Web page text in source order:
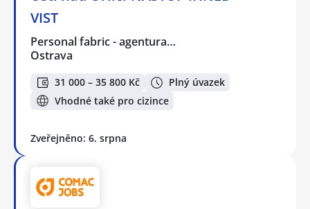
VIST
Personal fabric - agentura…
Ostrava
31 000 – 35 800 Kč
Plný úvazek
Vhodné také pro cizince
Zveřejněno: 6. srpna